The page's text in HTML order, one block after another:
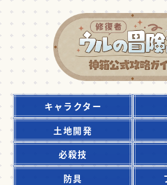
キャラクター
土地開発
必殺技
防具